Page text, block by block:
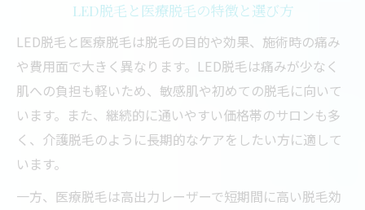
LED脱毛と医療脱毛の特徴と選び方
LED脱毛と医療脱毛は脱毛の目的や効果、施術時の痛み
や費用面で大きく異なります。LED脱毛は痛みが少なく
肌への負担も軽いため、敏感肌や初めての脱毛に向いて
います。また、継続的に通いやすい価格帯のサロンも多
く、介護脱毛のように長期的なケアをしたい方に適して
います。
一方、医療脱毛は高出力レーザーで短期間に高い脱毛効